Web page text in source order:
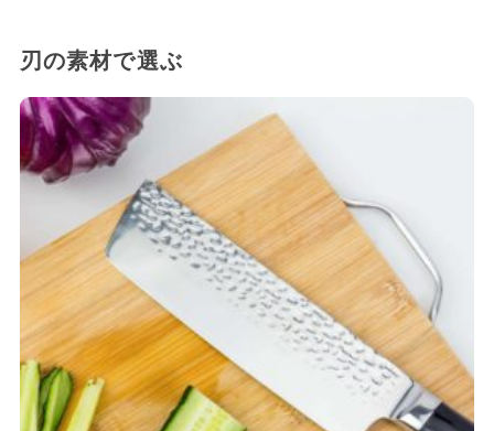
刃の素材で選ぶ